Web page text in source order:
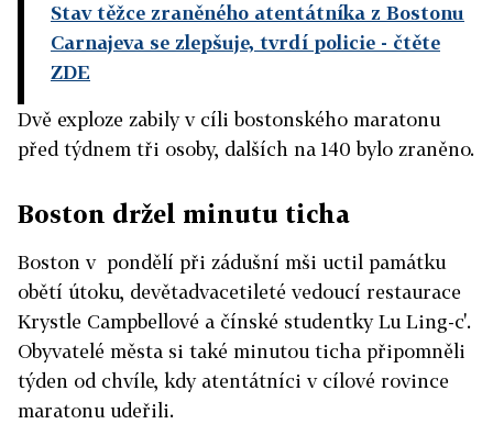
Stav těžce zraněného atentátníka z Bostonu
Carnajeva se zlepšuje, tvrdí policie - čtěte
ZDE
Dvě exploze zabily v cíli bostonského maratonu
před týdnem tři osoby, dalších na 140 bylo zraněno.
Boston držel minutu ticha
Boston v pondělí při zádušní mši uctil památku
obětí útoku, devětadvacetileté vedoucí restaurace
Krystle Campbellové a čínské studentky Lu Ling-c'.
Obyvatelé města si také minutou ticha připomněli
týden od chvíle, kdy atentátníci v cílové rovince
maratonu udeřili.